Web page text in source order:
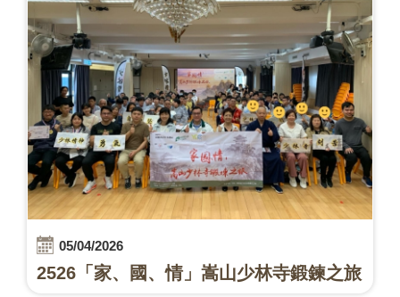
05/04/2026
2526「家、國、情」嵩山少林寺鍛鍊之旅